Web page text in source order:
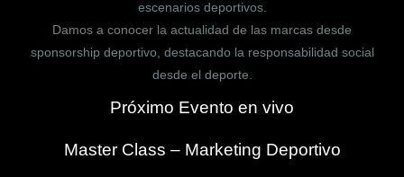
escenarios deportivos.
Damos a conocer la actualidad de las marcas desde
sponsorship deportivo, destacando la responsabilidad social
desde el deporte.
Próximo Evento en vivo
Master Class – Marketing Deportivo